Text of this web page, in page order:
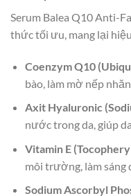
Serum Balea Q10 Anti-
thức tối ưu, mang lại
Coenzym Q10
bào, làm mờ nếp
Axit Hyaluronic
nước trong da, giúp
Vitamin E
môi trường, làm sáng
Sodium Ascorbyl